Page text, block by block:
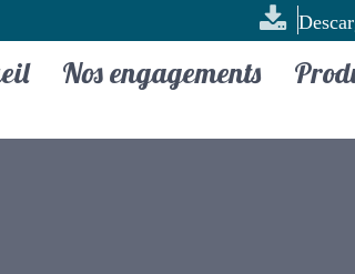
Nos engagements